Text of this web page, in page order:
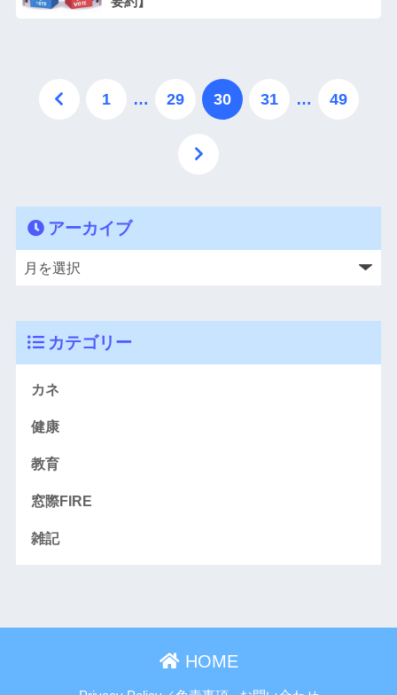
1 … 29 30 31 … 49
アーカイブ
カテゴリー
カネ
健康
教育
窓際FIRE
雑記
HOME